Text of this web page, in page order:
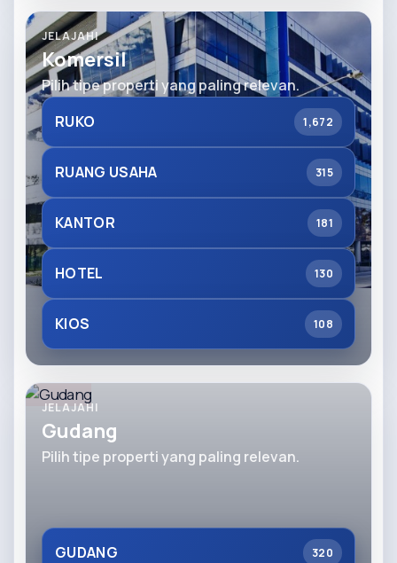
JELAJAHI
Komersil
Pilih tipe properti yang paling relevan.
RUKO
1,672
RUANG USAHA 315
KANTOR 181
HOTEL 130
KIOS 108
JELAJAHI
Gudang
Pilih tipe properti yang paling relevan.
GUDANG 320